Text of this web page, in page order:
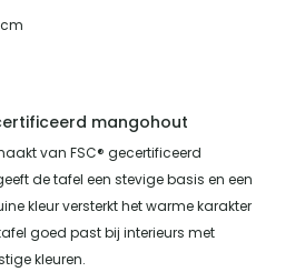
mangohout
van FSC® gecertificeerd
de tafel een stevige basis en een
kleur versterkt het warme karakter
goed past bij interieurs met
kleuren.